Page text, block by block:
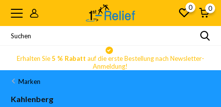
0 0
Erhalten Sie5 % Rabatt auf die erste Bestellung nach Newsletter-
Anmeldung!
Marken
Kahlenberg